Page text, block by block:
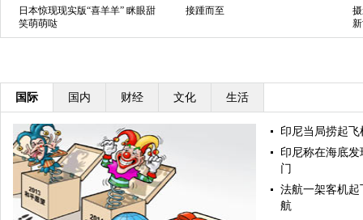
日本惊现现实版“喜羊羊” 眯眼甜
笑萌萌哒
接踵而至
国际 国内 财经 文化 生活
印尼当局捞起
印尼称在海底
门
法航一架客机
航